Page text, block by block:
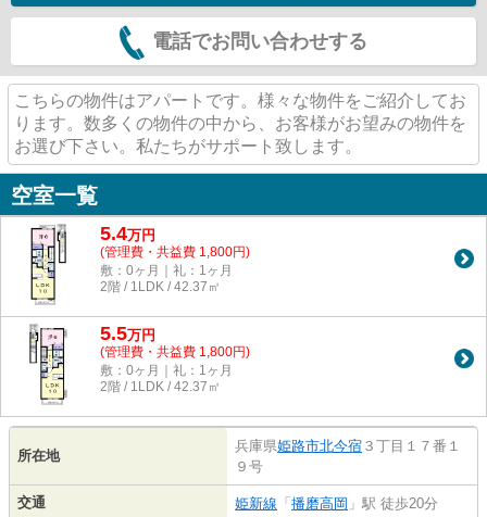
電話でお問い合わせする
こちらの物件はアパートです。様々な物件をご紹介してお
ります。数多くの物件の中から、お客様がお望みの物件を
お選び下さい。私たちがサポート致します。
空室一覧
5.4万円
(管理費・共益費 1,800円)
敷：0ヶ月｜礼：1ヶ月
2階 / 1LDK / 42.37㎡
5.5万円
(管理費・共益費 1,800円)
敷：0ヶ月｜礼：1ヶ月
2階 / 1LDK / 42.37㎡
所在地
兵庫県姫路市北今宿 ３丁目１７番１
９号
交通 姫新線 「 播磨高岡 」駅 徒歩20分